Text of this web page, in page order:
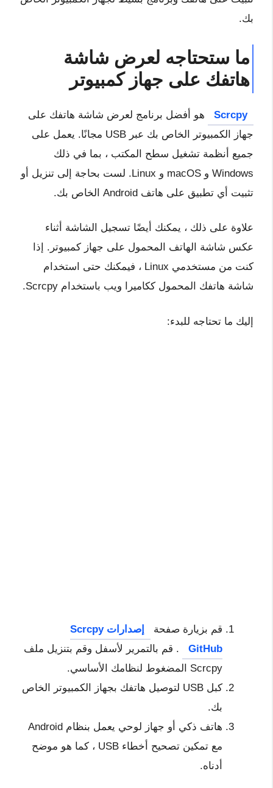
بك.
ما ستحتاجه لعرض شاشة
هاتفك على جهاز كمبيوتر
Scrcpy
هو أفضل برنامج لعرض شاشة هاتفك على
جهاز الكمبيوتر الخاص بك عبر USB مجانًا. يعمل على
جميع أنظمة تشغيل سطح المكتب ، بما في ذلك
Windows و macOS و Linux. لست بحاجة إلى تنزيل أو
تثبيت أي تطبيق على هاتف Android الخاص بك.
علاوة على ذلك ، يمكنك أيضًا تسجيل الشاشة أثناء
عكس شاشة الهاتف المحمول على جهاز كمبيوتر. إذا
كنت من مستخدمي Linux ، فيمكنك حتى استخدام
شاشة هاتفك المحمول ككاميرا ويب باستخدام Scrcpy.
إليك ما تحتاجه للبدء:
قم بزيارة صفحة
إصدارات Scrcpy
GitHub
. قم بالتمرير لأسفل وقم بتنزيل ملف
Scrcpy المضغوط لنظامك الأساسي.
كبل USB لتوصيل هاتفك بجهاز الكمبيوتر الخاص
بك.
هاتف ذكي أو جهاز لوحي يعمل بنظام Android
مع تمكين تصحيح أخطاء USB ، كما هو موضح
أدناه.